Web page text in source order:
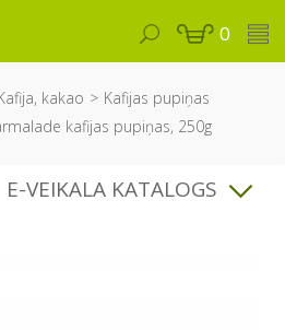
0
kakao
Kafijas pupiņas
kafijas pupiņas, 250g
E-VEIKALA KATALOGS